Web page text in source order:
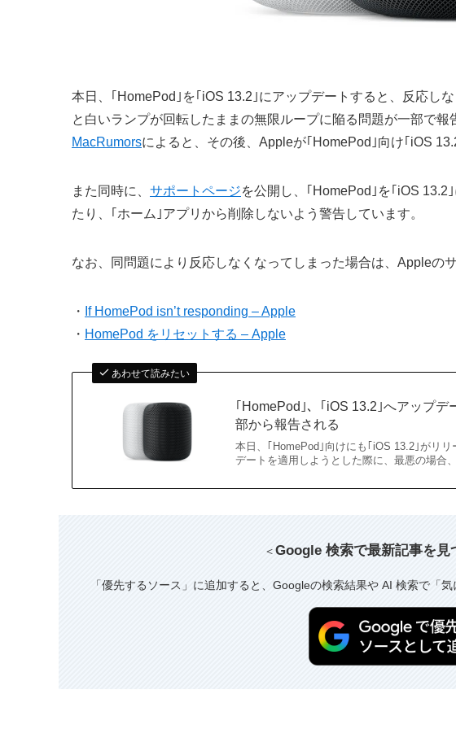
本日、｢HomePod｣を｢iOS 13.2｣にアップデートすると、反応し
と白いランプが回転したままの無限ループに陥る問題が一部で報
MacRumorsによると、その後、Appleが｢HomePod｣向け｢iOS
また同時に、 サポートページを公開し、｢HomePod｣を｢iOS 13.2
たり、｢ホーム｣アプリから削除しないよう警告しています。
なお、同問題により反応しなくなってしまった場合は、Appleの
・ If HomePod isn’t responding – Apple
・ HomePod をリセットする – Apple
あわせて読みたい
｢HomePod｣、｢iOS 13.2｣へアップ
部から報告される
本日、｢HomePod｣向けにも｢iOS 13.2｣がリ
デートを適用しようとした際に、最悪の場合
＜Google 検索で最新記事を見
「優先するソース」に追加すると、Googleの検索結果や AI 検索で「